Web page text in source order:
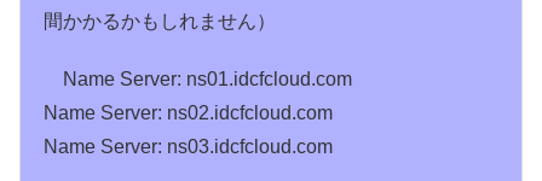
間かかるかもしれません）
Name Server: ns01.idcfcloud.com
Name Server: ns02.idcfcloud.com
Name Server: ns03.idcfcloud.com